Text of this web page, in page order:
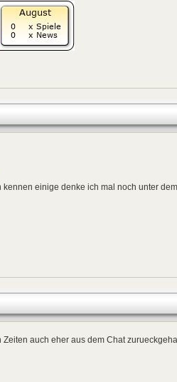
einige denke ich mal noch unter
auch eher aus dem Chat